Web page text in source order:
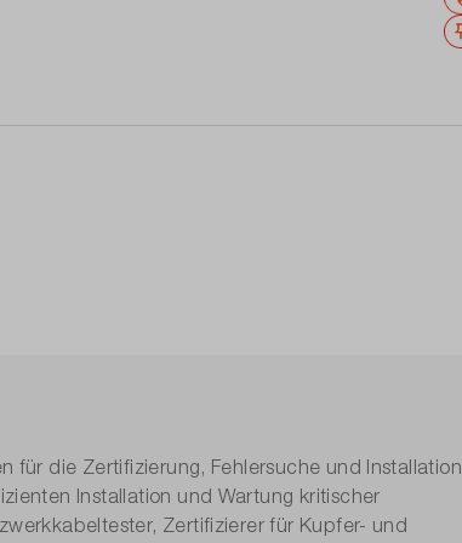
für die Zertifizierung, Fehlersuche und Installation
Installation und Wartung kritischer
Zertifizierer für Kupfer- und